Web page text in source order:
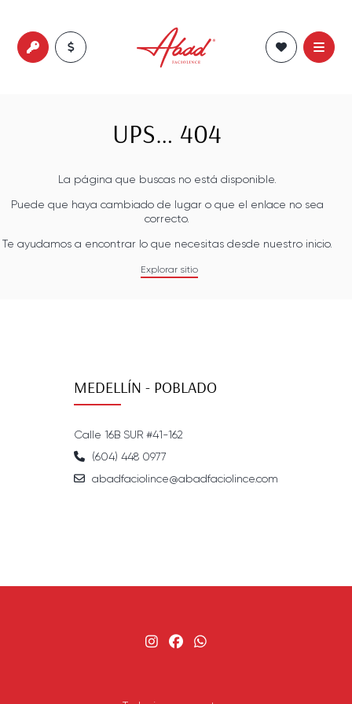
UPS… 404
La página que buscas no está disponible.
Puede que haya cambiado de lugar o que el enlace no sea
correcto.
Te ayudamos a encontrar lo que necesitas desde nuestro inicio.
Explorar sitio
MEDELLÍN - POBLADO
Calle 16B SUR #41-162
(604) 448 0977
abadfaciolince@abadfaciolince.com